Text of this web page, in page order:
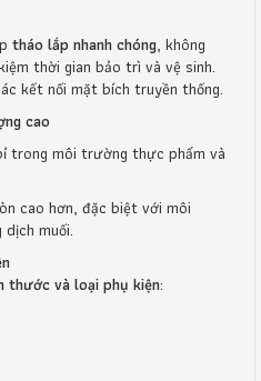
tháo lắp nhanh chóng, không
thời gian bảo trì và vệ sinh.
kết nối mặt bích truyền thống.
cao
trong môi trường thực phẩm và
cao hơn, đặc biệt với môi
muối.
thước và loại phụ kiện: